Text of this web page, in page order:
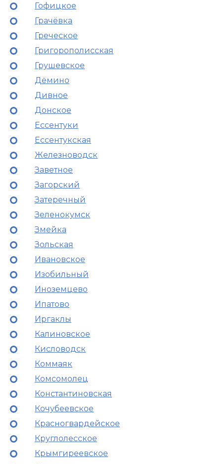
Гофицкое
Грачёвка
Греческое
Григорополисская
Грушевское
Дёмино
Дивное
Донское
Ессентуки
Ессентукская
Железноводск
Заветное
Загорский
Затеречный
Зеленокумск
Змейка
Зольская
Ивановское
Изобильный
Иноземцево
Ипатово
Иргаклы
Калиновское
Кисловодск
Коммаяк
Комсомолец
Константиновская
Кочубеевское
Красногвардейское
Круглолесское
Крымгиреевское